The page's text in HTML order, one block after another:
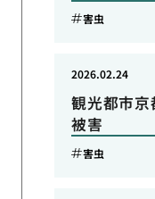
害虫
観光都市京
被害
2026.02.24
害虫